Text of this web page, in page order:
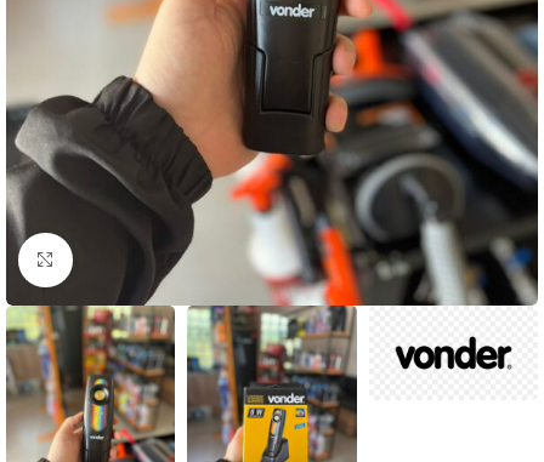
Clique para ampliar